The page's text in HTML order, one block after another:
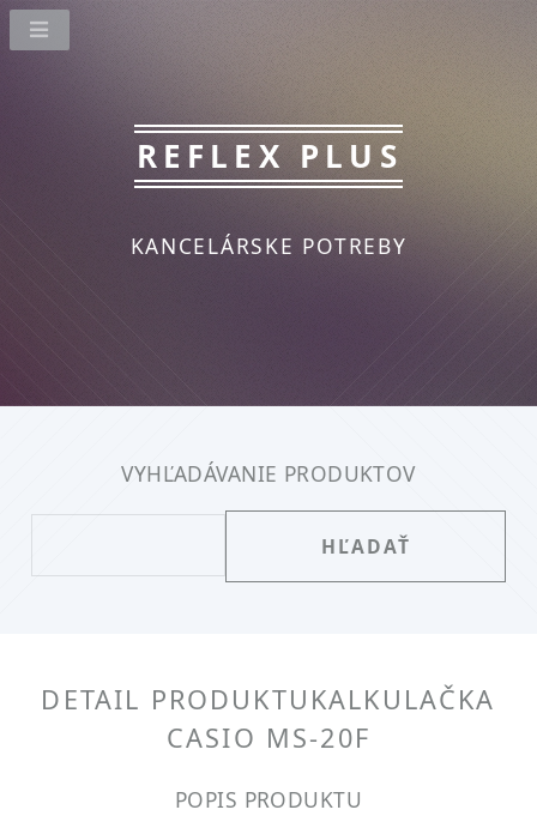
REFLEX PLUS
KANCELÁRSKE POTREBY
VYHĽADÁVANIE PRODUKTOV
DETAIL PRODUKTU KALKULAČKA
CASIO MS-20F
POPIS PRODUKTU